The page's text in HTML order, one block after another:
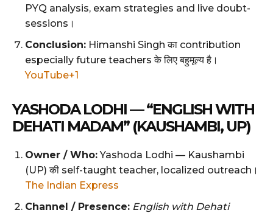
PYQ analysis, exam strategies and live doubt-
sessions।
Conclusion: Himanshi Singh का contribution
especially future teachers के लिए बहुमूल्य है।
YouTube+1
YASHODA LODHI — “ENGLISH WITH
DEHATI MADAM” (KAUSHAMBI, UP)
Owner / Who:Yashoda Lodhi — Kaushambi
(UP) की self-taught teacher, localized outreach।
The Indian Express
Channel / Presence: English with Dehati